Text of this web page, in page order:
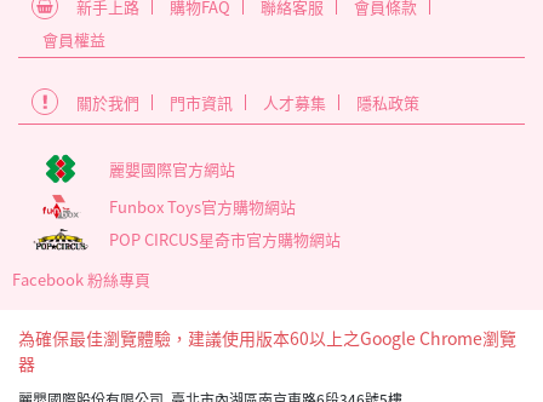
新手上路 購物FAQ 聯絡客服
會員條款
會員權益
關於我們 門市資訊 人才募集 隱私政策
麗嬰國際官方網站
Funbox Toys官方購物網站
POP CIRCUS星奇市官方購物網站
Facebook 粉絲專頁
為確保最佳瀏覽體驗，建議使用版本60以上之Google Chrome瀏覽
器